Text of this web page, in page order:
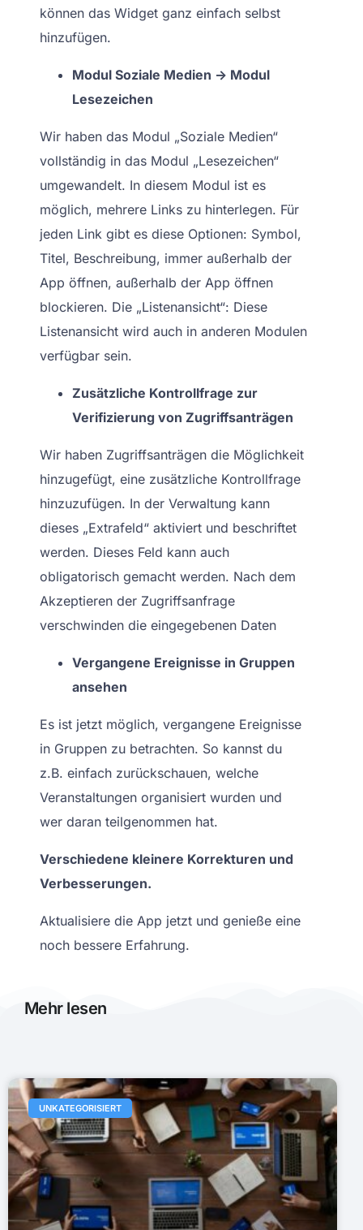
können das Widget ganz einfach selbst
hinzufügen.
Modul Soziale Medien -> Modul
Lesezeichen
Wir haben das Modul „Soziale Medien“
vollständig in das Modul „Lesezeichen“
umgewandelt. In diesem Modul ist es
möglich, mehrere Links zu hinterlegen. Für
jeden Link gibt es diese Optionen: Symbol,
Titel, Beschreibung, immer außerhalb der
App öffnen, außerhalb der App öffnen
blockieren. Die „Listenansicht“: Diese
Listenansicht wird auch in anderen Modulen
verfügbar sein.
Zusätzliche Kontrollfrage zur
Verifizierung von Zugriffsanträgen
Wir haben Zugriffsanträgen die Möglichkeit
hinzugefügt, eine zusätzliche Kontrollfrage
hinzuzufügen. In der Verwaltung kann
dieses „Extrafeld“ aktiviert und beschriftet
werden. Dieses Feld kann auch
obligatorisch gemacht werden. Nach dem
Akzeptieren der Zugriffsanfrage
verschwinden die eingegebenen Daten
Vergangene Ereignisse in Gruppen
ansehen
Es ist jetzt möglich, vergangene Ereignisse
in Gruppen zu betrachten. So kannst du
z.B. einfach zurückschauen, welche
Veranstaltungen organisiert wurden und
wer daran teilgenommen hat.
Verschiedene kleinere Korrekturen und
Verbesserungen.
Aktualisiere die App jetzt und genieße eine
noch bessere Erfahrung.
Mehr lesen
UNKATEGORISIERT